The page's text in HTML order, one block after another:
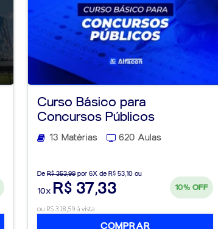
Curso Básico para
Concursos Públicos
13 Matérias 620 Aulas
DeR$ 353,99por 6X de R$ 53,10 ou
10x R$ 37,33 10% OFF
ou R$ 318,59 à vista
COMPRAR